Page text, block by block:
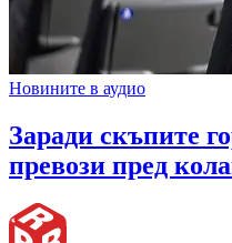
Новините в аудио
Заради скъпите
превози пред